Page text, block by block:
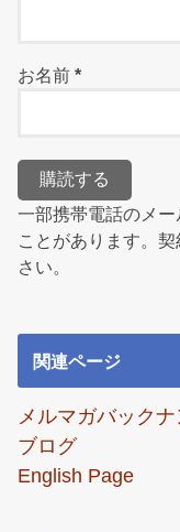
お名前*
一部携帯電話のメ
ことがあります。
さい。
関連ページ
メルマガバック
ブログ
English Page